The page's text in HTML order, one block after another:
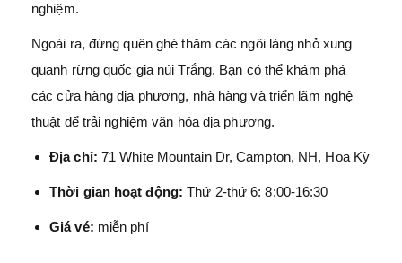
nghiệm.
Ngoài ra, đừng quên ghé thăm các ngôi làng nhỏ xung
quanh rừng quốc gia núi Trắng. Bạn có thể khám phá
các cửa hàng địa phương, nhà hàng và triển lãm nghệ
thuật để trải nghiệm văn hóa địa phương.
Địa chỉ: 71 White Mountain Dr, Campton, NH, Hoa Kỳ
Thời gian hoạt động: Thứ 2-thứ 6: 8:00-16:30
Giá vé: miễn phí